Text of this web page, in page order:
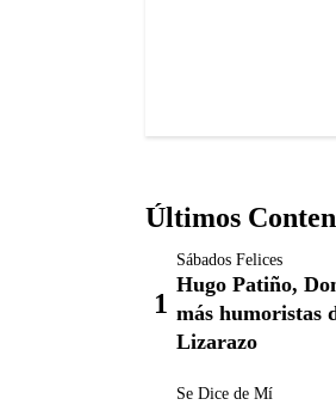
Últimos
Sábados Felices
Hugo Patiño,
más humoristas
Lizarazo
Se Dice de Mí